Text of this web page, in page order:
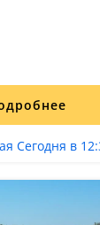
Сегодня в